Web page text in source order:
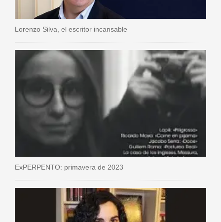
Lorenzo Silva, el escritor incansable
ExPERPENTO: primavera de 2023